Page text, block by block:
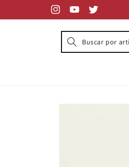
InstagramYouTubeTwitter
Skip to